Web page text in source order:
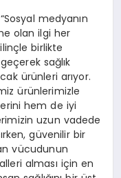
medyanın
olan ilgi her
birlikte
sağlık
ürünleri arıyor.
ürünlerimizle
hem de iyi
uzun vadede
güvenilir bir
vücudunun
alması için en